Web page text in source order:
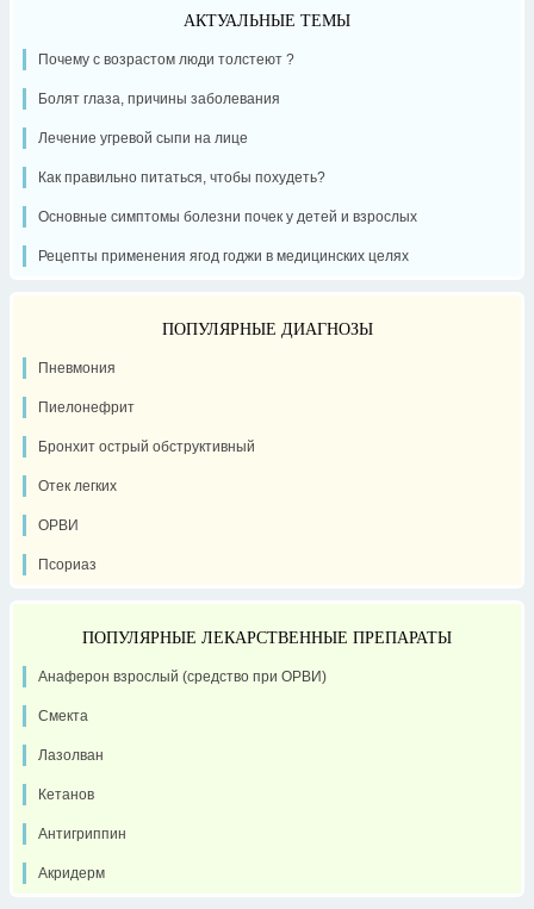
АКТУАЛЬНЫЕ ТЕМЫ
Почему с возрастом люди толстеют ?
Болят глаза, причины заболевания
Лечение угревой сыпи на лице
Как правильно питаться, чтобы похудеть?
Основные симптомы болезни почек у детей и взрослых
Рецепты применения ягод годжи в медицинских целях
ПОПУЛЯРНЫЕ ДИАГНОЗЫ
Пневмония
Пиелонефрит
Бронхит острый обструктивный
Отек легких
ОРВИ
Псориаз
ПОПУЛЯРНЫЕ ЛЕКАРСТВЕННЫЕ ПРЕПАРАТЫ
Анаферон взрослый (средство при ОРВИ)
Смекта
Лазолван
Кетанов
Антигриппин
Акридерм